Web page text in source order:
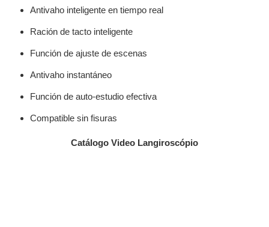
Antivaho inteligente en tiempo real
Ración de tacto inteligente
Función de ajuste de escenas
Antivaho instantáneo
Función de auto-estudio efectiva
Compatible sin fisuras
Catálogo Video Langiroscópio